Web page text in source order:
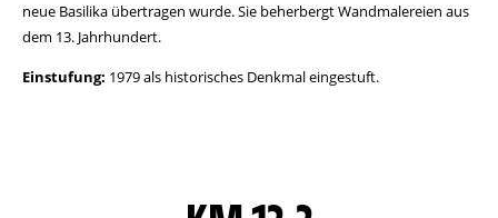
neue Basilika übertragen wurde. Sie beherbergt Wandmalereien aus
dem 13. Jahrhundert.
Einstufung: 1979 als historisches Denkmal eingestuft.